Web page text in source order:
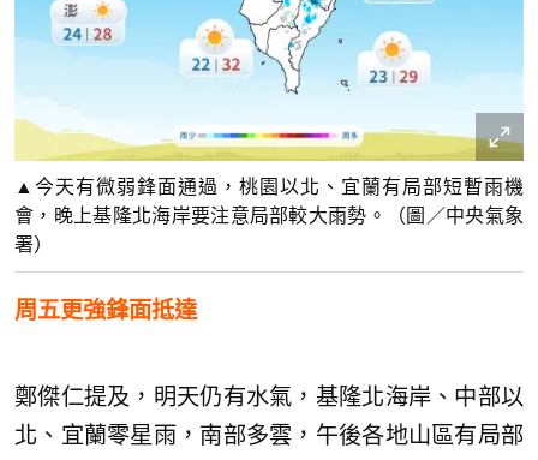
▲今天有微弱鋒面通過，桃園以北、宜蘭有局部短暫雨機
會，晚上基隆北海岸要注意局部較大雨勢。（圖／中央氣象
署）
周五更強鋒面抵達
鄭傑仁提及，明天仍有水氣，基隆北海岸、中部以
北、宜蘭零星雨，南部多雲，午後各地山區有局部